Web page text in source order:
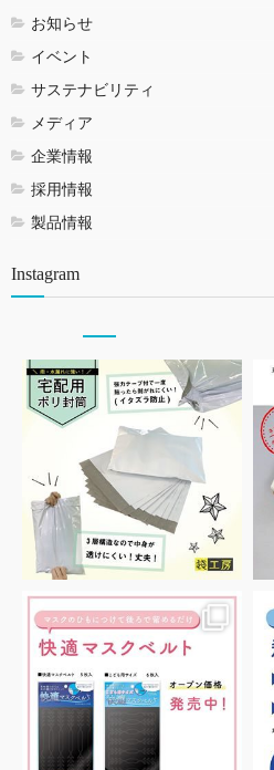
お知らせ
イベント
サステナビリティ
メディア
企業情報
採用情報
製品情報
Instagram